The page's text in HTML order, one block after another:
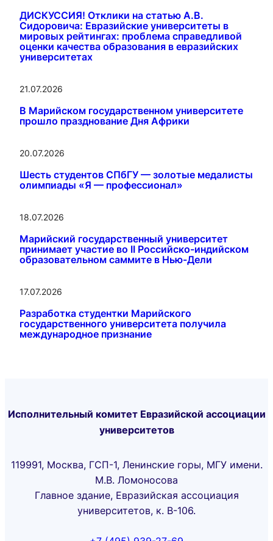
ДИСКУССИЯ! Отклики на статью А.В.
Сидоровича: Евразийские университеты в
мировых рейтингах: проблема справедливой
оценки качества образования в евразийских
университетах
21.07.2026
В Марийском государственном университете
прошло празднование Дня Африки
20.07.2026
Шесть студентов СПбГУ — золотые медалисты
олимпиады «Я — профессионал»
18.07.2026
Марийский государственный университет
принимает участие во II Российско-индийском
образовательном саммите в Нью-Дели
17.07.2026
Разработка студентки Марийского
государственного университета получила
международное признание
Исполнительный комитет Евразийской ассоциации
университетов
119991, Москва, ГСП-1, Ленинские горы, МГУ имени.
М.В. Ломоносова
Главное здание, Евразийская ассоциация
университетов, к. В-106.